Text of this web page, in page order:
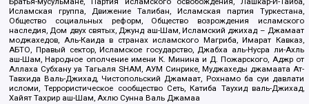
Исламская группа, Движение Талибан, Исламская партия Туркестана,
Общество социальных реформ, Общество возрождения исламского
наследия, Дом двух святых, Джунд аш-Шам, Исламский джихад – Джамаат
моджахедов, Аль-Каида в странах исламского Магриба, Имарат Кавказ,
АБТО, Правый сектор, Исламское государство, Джабха аль-Нусра ли-Ахль
аш-Шам, Народное ополчение имени К. Минина и Д. Пожарского, Аджр от
Аллаха Субхану уа Тагьаля SHAM, АУМ Синрике, Муджахеды джамаата Ат-
Тавхида Валь-Джихад, Чистопольский Джамаат, Рохнамо ба суи давлати
исломи, Террористическое сообщество Сеть, Катиба Таухид валь-Джихад,
Хайят Тахрир аш-Шам, Ахлю Сунна Валь Джамаа